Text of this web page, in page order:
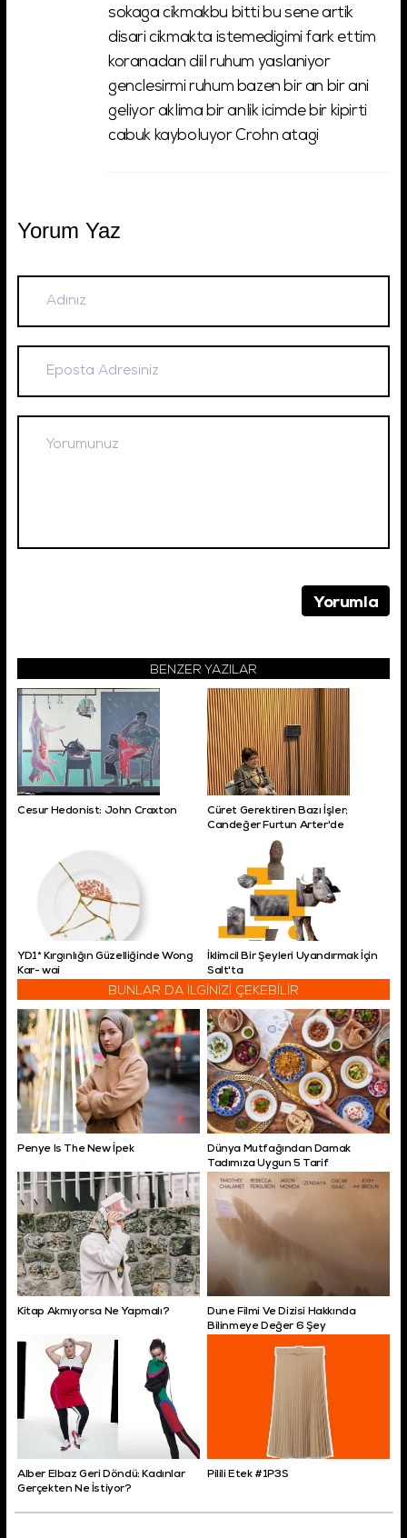
sokaga cikmakbu bitti bu sene artik
disari cikmakta istemedigimi fark ettim
koranadan diil ruhum yaslaniyor
genclesirmi ruhum bazen bir an bir ani
geliyor aklima bir anlik icimde bir kipirti
cabuk kayboluyor Crohn atagi
Yorum Yaz
BENZER YAZILAR
Cesur Hedonist: John Craxton
Cüret Gerektiren Bazı İşler;
Candeğer Furtun Arter'de
YD1* Kırgınlığın Güzelliğinde Wong
Kar- wai
İklimcil Bir Şeyleri Uyandırmak İçin
Salt'ta
BUNLAR DA İLGİNİZİ ÇEKEBİLİR
Penye Is The New İpek
Dünya Mutfağından Damak
Tadımıza Uygun 5 Tarif
Kitap Akmıyorsa Ne Yapmalı?
Dune Filmi Ve Dizisi Hakkında
Bilinmeye Değer 6 Şey
Alber Elbaz Geri Döndü: Kadınlar
Gerçekten Ne İstiyor?
Pilili Etek #1P3S